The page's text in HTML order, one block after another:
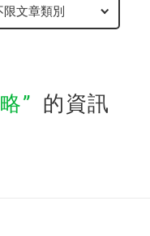
的資訊